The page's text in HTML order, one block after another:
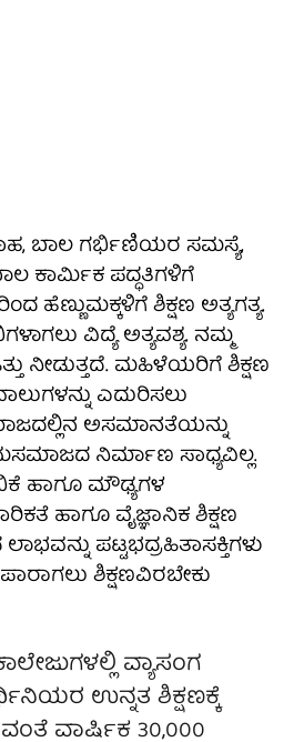
ಬಾಲ ಗರ್ಭಿಣಿಯರ ಸಮಸ್ಯೆ,
ಕಾರ್ಮಿಕ ಪದ್ಧತಿಗಳಿಗೆ
ಹೆಣ್ಣುಮಕ್ಕಳಿಗೆ ಶಿಕ್ಷಣ ಅತ್ಯಗತ್ಯ.
ವಿದ್ಯೆ ಅತ್ಯವಶ್ಯ. ನಮ್ಮ
ನೀಡುತ್ತದೆ. ಮಹಿಳೆಯರಿಗೆ ಶಿಕ್ಷಣ
ಎದುರಿಸಲು
ಅಸಮಾನತೆಯನ್ನು
ನಿರ್ಮಾಣ ಸಾಧ್ಯವಿಲ್ಲ.
ಹಾಗೂ ಮೌಢ್ಯಗಳ
ಹಾಗೂ ವೈಜ್ಞಾನಿಕ ಶಿಕ್ಷಣ
ಪಟ್ಟಭದ್ರಹಿತಾಸಕ್ತಿಗಳು
ಶಿಕ್ಷಣವಿರಬೇಕು
ವ್ಯಾಸಂಗ
ಉನ್ನತ ಶಿಕ್ಷಣಕ್ಕೆ
ವಾರ್ಷಿಕ 30,000